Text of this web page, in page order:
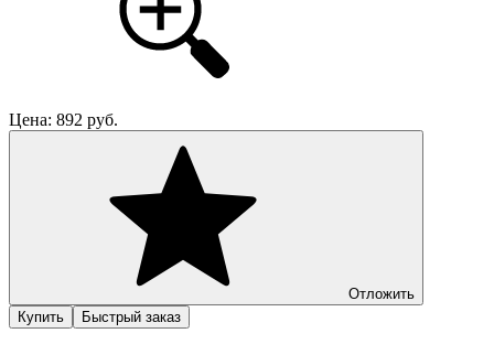
Цена: 892 руб.
Отложить
Купить
Быстрый заказ